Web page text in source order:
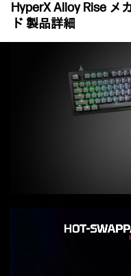
HyperX Alloy Rise メ
ド 製品詳細